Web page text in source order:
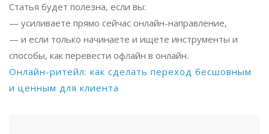
Статья будет полезна, если вы:
— усиливаете прямо сейчас онлайн-направление,
— и если только начинаете и ищете инструменты и
способы, как перевести офлайн в онлайн.
Онлайн-ритейл: как сделать переход бесшовным
и ценным для клиента